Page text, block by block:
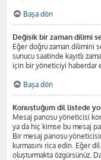
Başa dön
Değişik bir zaman dilimi
Eğer doğru zaman dilimini
sunucu saatinde kayıtlı
için bir yöneticiyi haberdar
Başa dön
Konuştuğum dil listede
Mesaj panosu yöneticisi
ya da hiç kimse bu mesaj
Bir mesaj panosu
kurmasını rica edin. Eğer
oluşturmakta özgürsünüz.